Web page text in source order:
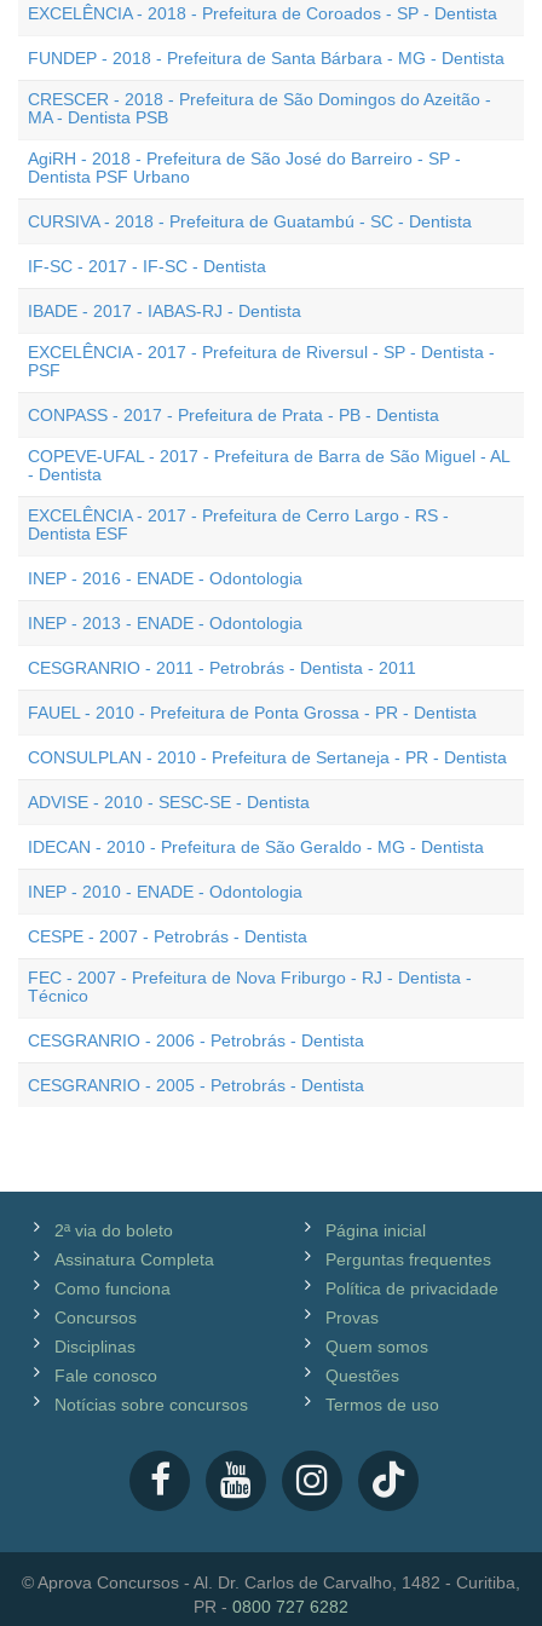
EXCELÊNCIA - 2018 - Prefeitura de Coroados - SP - Dentista
FUNDEP - 2018 - Prefeitura de Santa Bárbara - MG - Dentista
CRESCER - 2018 - Prefeitura de São Domingos do Azeitão -
MA - Dentista PSB
AgiRH - 2018 - Prefeitura de São José do Barreiro - SP -
Dentista PSF Urbano
CURSIVA - 2018 - Prefeitura de Guatambú - SC - Dentista
IF-SC - 2017 - IF-SC - Dentista
IBADE - 2017 - IABAS-RJ - Dentista
EXCELÊNCIA - 2017 - Prefeitura de Riversul - SP - Dentista -
PSF
CONPASS - 2017 - Prefeitura de Prata - PB - Dentista
COPEVE-UFAL - 2017 - Prefeitura de Barra de São Miguel - AL
- Dentista
EXCELÊNCIA - 2017 - Prefeitura de Cerro Largo - RS -
Dentista ESF
INEP - 2016 - ENADE - Odontologia
INEP - 2013 - ENADE - Odontologia
CESGRANRIO - 2011 - Petrobrás - Dentista - 2011
FAUEL - 2010 - Prefeitura de Ponta Grossa - PR - Dentista
CONSULPLAN - 2010 - Prefeitura de Sertaneja - PR - Dentista
ADVISE - 2010 - SESC-SE - Dentista
IDECAN - 2010 - Prefeitura de São Geraldo - MG - Dentista
INEP - 2010 - ENADE - Odontologia
CESPE - 2007 - Petrobrás - Dentista
FEC - 2007 - Prefeitura de Nova Friburgo - RJ - Dentista -
Técnico
CESGRANRIO - 2006 - Petrobrás - Dentista
CESGRANRIO - 2005 - Petrobrás - Dentista
2ª via do boleto
Assinatura Completa
Como funciona
Concursos
Disciplinas
Fale conosco
Notícias sobre concursos
Página inicial
Perguntas frequentes
Política de privacidade
Provas
Quem somos
Questões
Termos de uso
© Aprova Concursos - Al. Dr. Carlos de Carvalho, 1482 - Curitiba,
PR - 0800 727 6282